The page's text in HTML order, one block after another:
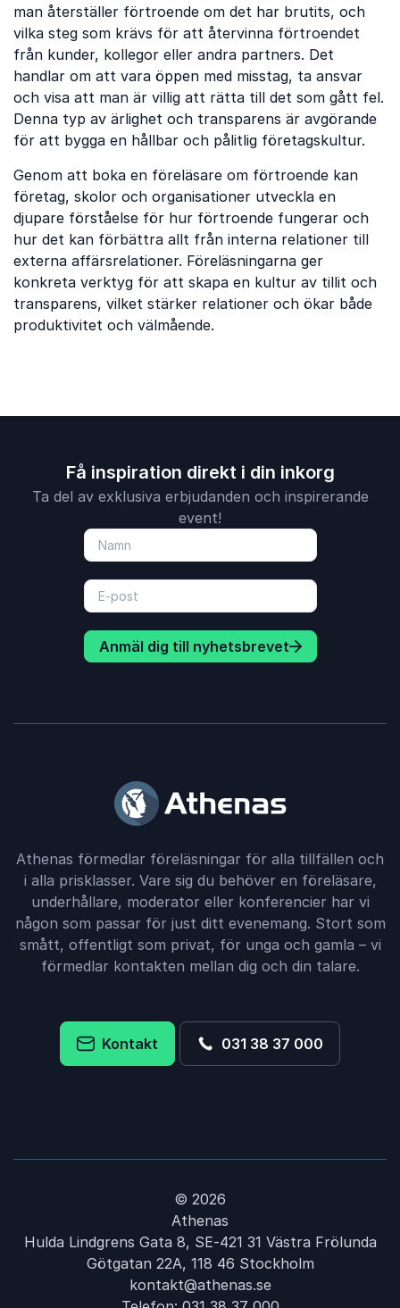
man återställer förtroende om det har brutits, och
vilka steg som krävs för att återvinna förtroendet
från kunder, kollegor eller andra partners. Det
handlar om att vara öppen med misstag, ta ansvar
och visa att man är villig att rätta till det som gått fel.
Denna typ av ärlighet och transparens är avgörande
för att bygga en hållbar och pålitlig företagskultur.
Genom att boka en föreläsare om förtroende kan
företag, skolor och organisationer utveckla en
djupare förståelse för hur förtroende fungerar och
hur det kan förbättra allt från interna relationer till
externa affärsrelationer. Föreläsningarna ger
konkreta verktyg för att skapa en kultur av tillit och
transparens, vilket stärker relationer och ökar både
produktivitet och välmående.
Få inspiration direkt i din inkorg
Ta del av exklusiva erbjudanden och inspirerande
event!
Anmäl dig till nyhetsbrevet
Athenas förmedlar föreläsningar för alla tillfällen och
i alla prisklasser. Vare sig du behöver en föreläsare,
underhållare, moderator eller konferencier har vi
någon som passar för just ditt evenemang. Stort som
smått, offentligt som privat, för unga och gamla – vi
förmedlar kontakten mellan dig och din talare.
Kontakt 031 38 37 000
© 2026
Athenas
Hulda Lindgrens Gata 8, SE-421 31 Västra Frölunda
Götgatan 22A, 118 46 Stockholm
kontakt@athenas.se